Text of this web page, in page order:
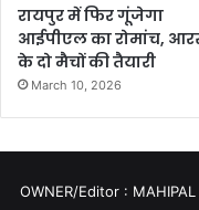
रायपुर में फिर गूंजेगा
आईपीएल का रोमांच,
के दो मैचों की तैयारी
March 10, 2026
OWNER/Editor :